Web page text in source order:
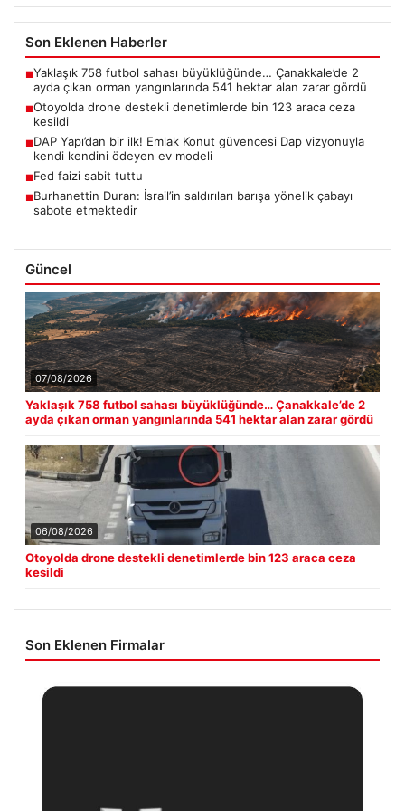
Son Eklenen Haberler
■Yaklaşık 758 futbol sahası büyüklüğünde… Çanakkale’de 2
ayda çıkan orman yangınlarında 541 hektar alan zarar gördü
■Otoyolda drone destekli denetimlerde bin 123 araca ceza
kesildi
■DAP Yapı’dan bir ilk! Emlak Konut güvencesi Dap vizyonuyla
kendi kendini ödeyen ev modeli
■Fed faizi sabit tuttu
■Burhanettin Duran: İsrail’in saldırıları barışa yönelik çabayı
sabote etmektedir
Güncel
07/08/2026
Yaklaşık 758 futbol sahası büyüklüğünde… Çanakkale’de 2
ayda çıkan orman yangınlarında 541 hektar alan zarar gördü
06/08/2026
Otoyolda drone destekli denetimlerde bin 123 araca ceza
kesildi
Son Eklenen Firmalar